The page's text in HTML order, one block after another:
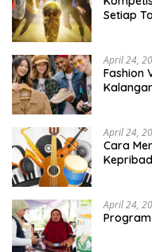
Setiap
April 24,
Fashion
April 24,
Cara
April 24,